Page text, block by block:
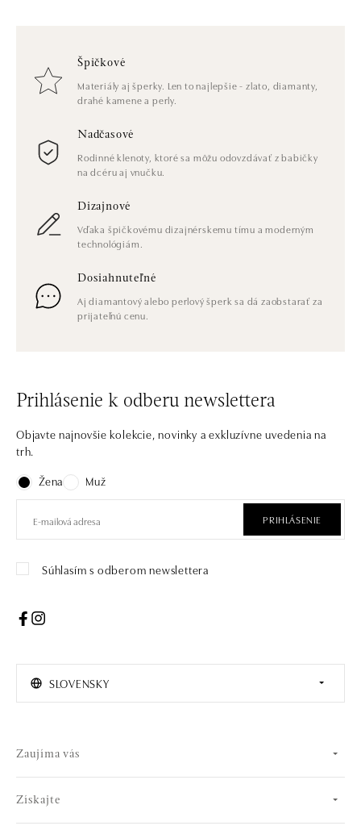
Špičkové
Materiály aj šperky. Len to najlepšie - zlato, diamanty,
drahé kamene a perly.
Nadčasové
Rodinné klenoty, ktoré sa môžu odovzdávať z babičky
na dcéru aj vnučku.
Dizajnové
Vďaka špičkovému dizajnérskemu tímu a moderným
technológiám.
Dosiahnuteľné
Aj diamantový alebo perlový šperk sa dá zaobstarať za
prijateľnú cenu.
Prihlásenie k odberu newslettera
Objavte najnovšie kolekcie, novinky a exkluzívne uvedenia na
trh.
Žena
Muž
PRIHLÁSENIE
Súhlasím s odberom newslettera
SLOVENSKY
Zaujíma vás
Získajte